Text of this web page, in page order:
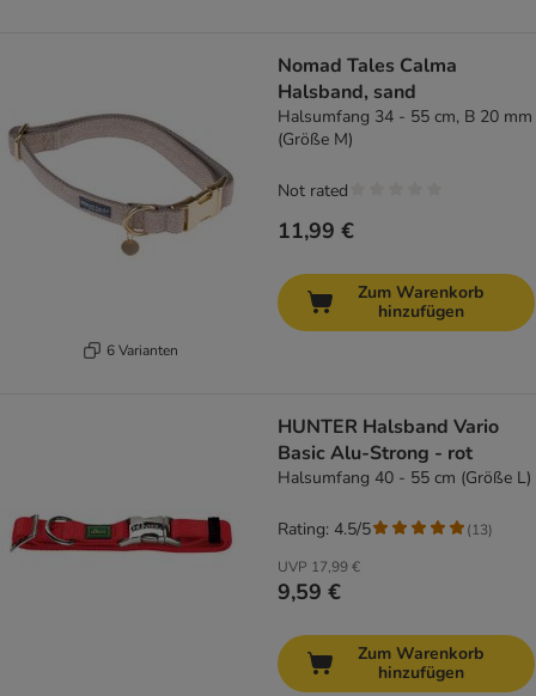
6 Varianten
Nomad Tales Calma
Halsband, sand
Halsumfang 34 - 55 cm, B 20 mm
(Größe M)
11,99 €
Not rated
Zum Warenkorb
hinzufügen
HUNTER Halsband Vario
Basic Alu-Strong - rot
Halsumfang 40 - 55 cm (Größe L)
UVP 17,99 €
9,59 €
Rating: 4.5/5 (13)
Zum Warenkorb
hinzufügen